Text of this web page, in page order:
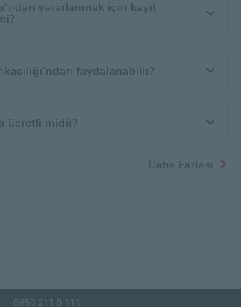
yararlanmak için kayıt
faydalanabilir?
ücretli midir?
Daha Fazlası
0850 211 0 111